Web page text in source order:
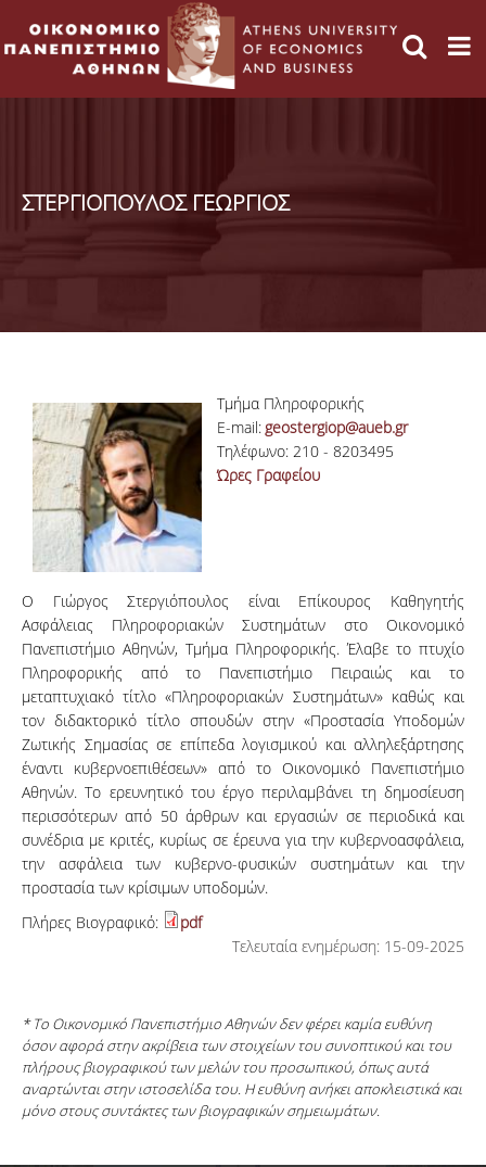
ΣΤΕΡΓΙΟΠΟΥΛΟΣ ΓΕΩΡΓΙΟΣ
Τμήμα Πληροφορικής
E-mail:geostergiop@aueb.gr
Τηλέφωνο: 210 - 8203495
Ώρες Γραφείου
Ο Γιώργος Στεργιόπουλος είναι Επίκουρος Καθηγητής
Ασφάλειας Πληροφοριακών Συστημάτων στο Οικονομικό
Πανεπιστήμιο Αθηνών, Τμήμα Πληροφορικής. Έλαβε το πτυχίο
Πληροφορικής από το Πανεπιστήμιο Πειραιώς και το
μεταπτυχιακό τίτλο «Πληροφοριακών Συστημάτων» καθώς και
τον διδακτορικό τίτλο σπουδών στην «Προστασία Υποδομών
Ζωτικής Σημασίας σε επίπεδα λογισμικού και αλληλεξάρτησης
έναντι κυβερνοεπιθέσεων» από το Οικονομικό Πανεπιστήμιο
Αθηνών. Το ερευνητικό του έργο περιλαμβάνει τη δημοσίευση
περισσότερων από 50 άρθρων και εργασιών σε περιοδικά και
συνέδρια με κριτές, κυρίως σε έρευνα για την κυβερνοασφάλεια,
την ασφάλεια των κυβερνο-φυσικών συστημάτων και την
προστασία των κρίσιμων υποδομών.
Πλήρες Βιογραφικό:
pdf
Τελευταία ενημέρωση: 15-09-2025
* Το Οικονομικό Πανεπιστήμιο Αθηνών δεν φέρει καμία ευθύνη
όσον αφορά στην ακρίβεια των στοιχείων του συνοπτικού και του
πλήρους βιογραφικού των μελών του προσωπικού, όπως αυτά
αναρτώνται στην ιστοσελίδα του. Η ευθύνη ανήκει αποκλειστικά και
μόνο στους συντάκτες των βιογραφικών σημειωμάτων.